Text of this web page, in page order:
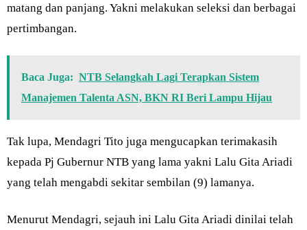
matang dan panjang. Yakni melakukan seleksi dan berbagai
pertimbangan.
Baca Juga: NTB Selangkah Lagi Terapkan Sistem
Manajemen Talenta ASN, BKN RI Beri Lampu Hijau
Tak lupa, Mendagri Tito juga mengucapkan terimakasih
kepada Pj Gubernur NTB yang lama yakni Lalu Gita Ariadi
yang telah mengabdi sekitar sembilan (9) lamanya.
Menurut Mendagri, sejauh ini Lalu Gita Ariadi dinilai telah